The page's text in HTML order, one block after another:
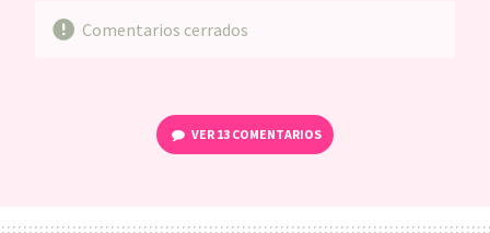
Comentarios cerrados
VER 13 COMENTARIOS